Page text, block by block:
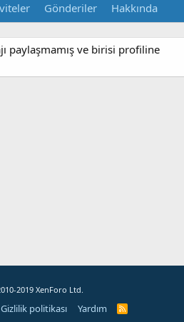
Gönderiler Hakkında
paylaşmamış ve birisi profiline
2019 XenForo Ltd.
Gizlilik politikası Yardım
R